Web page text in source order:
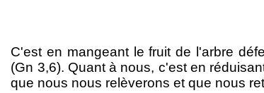
C'est en mangeant le fruit de l'arbre
(Gn 3,6). Quant à nous, c'est en
que nous nous relèverons et que nous